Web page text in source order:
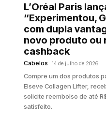
L’Oréal Paris
“Experimentou,
com dupla
novo produto ou
cashback
Cabelos 14 de julho de 2026
Compre um dos produtos
Elseve Collagen Lifter,
solicite reembolso de até
satisfeito.